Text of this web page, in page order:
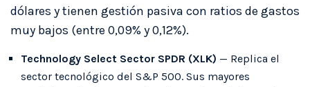
dólares y tienen gestión pasiva con ratios de gastos
muy bajos (entre 0,09% y 0,12%).
Technology Select Sector SPDR (XLK) — Replica el
sector tecnológico del S&P 500. Sus mayores